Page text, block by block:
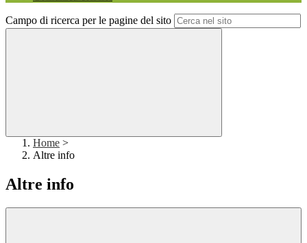
Campo di ricerca per le pagine del sito
Home >
Altre info
Altre info